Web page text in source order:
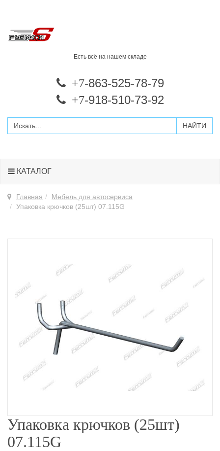
Есть всё на нашем складе
+7-863-525-78-79
+7-918-510-73-92
КАТАЛОГ
Главная
Мебель для автосервиса
Упаковка крючков (25шт) 07.115G
Упаковка крючков (25шт)
07.115G